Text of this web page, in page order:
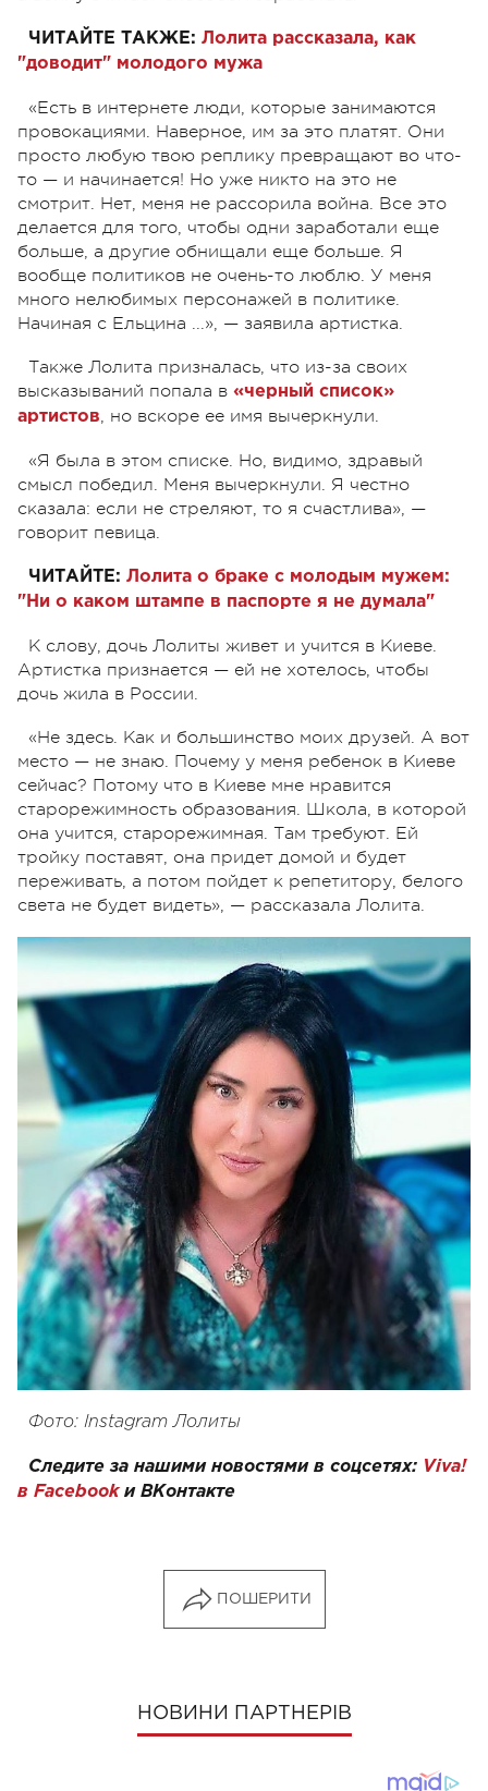
ЧИТАЙТЕ ТАКЖЕ: Лолита рассказала, как
"доводит" молодого мужа
«Есть в интернете люди, которые занимаются
провокациями. Наверное, им за это платят. Они
просто любую твою реплику превращают во что-
то — и начинается! Но уже никто на это не
смотрит. Нет, меня не рассорила война. Все это
делается для того, чтобы одни заработали еще
больше, а другие обнищали еще больше. Я
вообще политиков не очень-то люблю. У меня
много нелюбимых персонажей в политике.
Начиная с Ельцина ...», — заявила артистка.
Также Лолита призналась, что из-за своих
высказываний попала в «черный список»
артистов, но вскоре ее имя вычеркнули.
«Я была в этом списке. Но, видимо, здравый
смысл победил. Меня вычеркнули. Я честно
сказала: если не стреляют, то я счастлива», —
говорит певица.
ЧИТАЙТЕ: Лолита о браке с молодым мужем:
"Ни о каком штампе в паспорте я не думала"
К слову, дочь Лолиты живет и учится в Киеве.
Артистка признается — ей не хотелось, чтобы
дочь жила в России.
«Не здесь. Как и большинство моих друзей. А вот
место — не знаю. Почему у меня ребенок в Киеве
сейчас? Потому что в Киеве мне нравится
старорежимность образования. Школа, в которой
она учится, старорежимная. Там требуют. Ей
тройку поставят, она придет домой и будет
переживать, а потом пойдет к репетитору, белого
света не будет видеть», — рассказала Лолита.
Фото: Instagram Лолиты
Следите за нашими новостями в соцсетях: Viva!
в Facebookи ВКонтакте
ПОШЕРИТИ
НОВИНИ ПАРТНЕРІВ